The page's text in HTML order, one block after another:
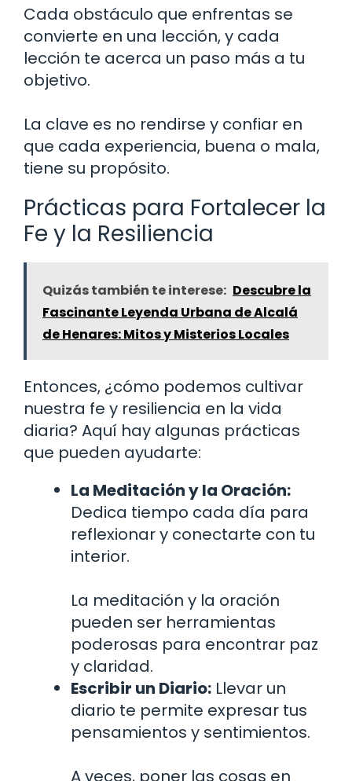
Cada obstáculo que enfrentas se
convierte en una lección, y cada
lección te acerca un paso más a tu
objetivo.
La clave es no rendirse y confiar en
que cada experiencia, buena o mala,
tiene su propósito.
Prácticas para Fortalecer la
Fe y la Resiliencia
Quizás también te interese: Descubre la
Fascinante Leyenda Urbana de Alcalá
de Henares: Mitos y Misterios Locales
Entonces, ¿cómo podemos cultivar
nuestra fe y resiliencia en la vida
diaria? Aquí hay algunas prácticas
que pueden ayudarte:
La Meditación y la Oración:
Dedica tiempo cada día para
reflexionar y conectarte con tu
interior.
La meditación y la oración
pueden ser herramientas
poderosas para encontrar paz
y claridad.
Escribir un Diario: Llevar un
diario te permite expresar tus
pensamientos y sentimientos.
A veces, poner las cosas en